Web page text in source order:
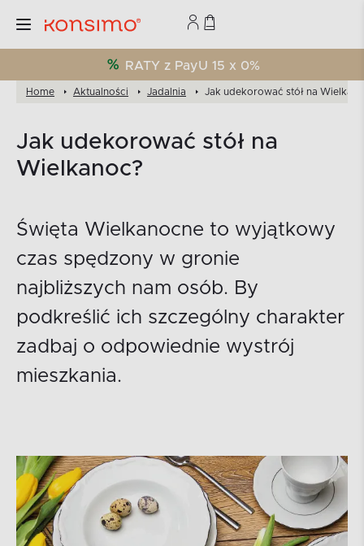
RATY z PayU 15 x 0%
Home Aktualności Jadalnia Jak udekorować stół na
Jak udekorować stół na
Wielkanoc?
Święta Wielkanocne to wyjątkowy
czas spędzony w gronie
najbliższych nam osób. By
podkreślić ich szczególny charakter
zadbaj o odpowiednie wystrój
mieszkania.